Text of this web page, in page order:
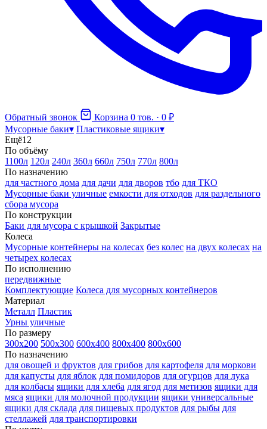
Обратный звонок Корзина 0 тов. · 0 ₽
Мусорные баки▾ Пластиковые ящики▾
Ещё12
По объёму
1100л 120л 240л 360л 660л 750л 770л 800л
По назначению
для частного дома для дачи для дворов тбо для ТКО
Мусорные баки уличные емкости для отходов для раздельного
сбора мусора
По конструкции
Баки для мусора с крышкой Закрытые
Колеса
Мусорные контейнеры на колесах без колес на двух колесах на
четырех колесах
По исполнению
передвижные
Комплектующие Колеса для мусорных контейнеров
Материал
Металл Пластик
Урны уличные
По размеру
300х200 500х300 600х400 800х400 800х600
По назначению
для овощей и фруктов для грибов для картофеля для моркови
для капусты для яблок для помидоров для огурцов для лука
для колбасы ящики для хлеба для ягод для метизов ящики для
мяса ящики для молочной продукции ящики универсальные
ящики для склада для пищевых продуктов для рыбы для
стеллажей для транспортировки